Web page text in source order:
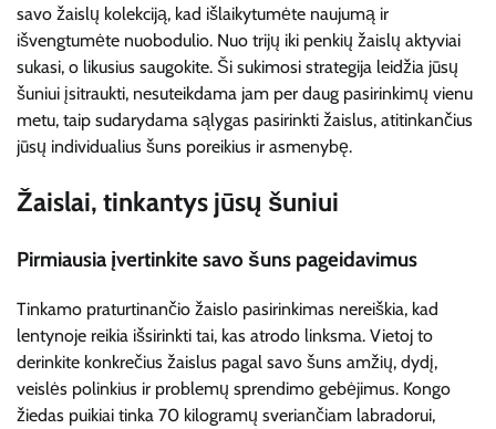
savo žaislų kolekciją, kad išlaikytumėte naujumą ir
išvengtumėte nuobodulio. Nuo trijų iki penkių žaislų aktyviai
sukasi, o likusius saugokite. Ši sukimosi strategija leidžia jūsų
šuniui įsitraukti, nesuteikdama jam per daug pasirinkimų vienu
metu, taip sudarydama sąlygas pasirinkti žaislus, atitinkančius
jūsų individualius šuns poreikius ir asmenybę.
Žaislai, tinkantys jūsų šuniui
Pirmiausia įvertinkite savo šuns pageidavimus
Tinkamo praturtinančio žaislo pasirinkimas nereiškia, kad
lentynoje reikia išsirinkti tai, kas atrodo linksma. Vietoj to
derinkite konkrečius žaislus pagal savo šuns amžių, dydį,
veislės polinkius ir problemų sprendimo gebėjimus. Kongo
žiedas puikiai tinka 70 kilogramų sveriančiam labradorui,